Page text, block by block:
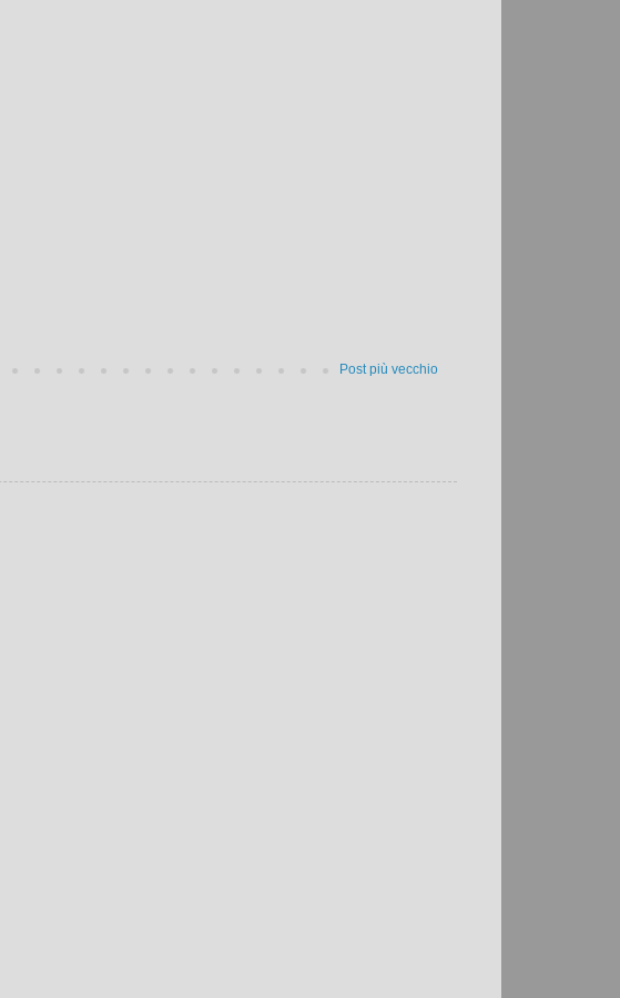
Post più vecchio